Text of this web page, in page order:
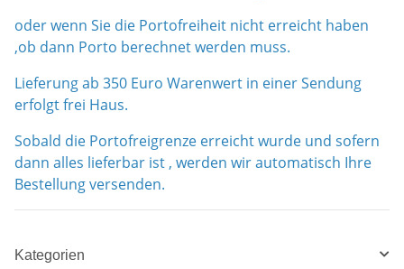
oder wenn Sie die Portofreiheit nicht erreicht haben
,ob dann Porto berechnet werden muss.
Lieferung ab 350 Euro Warenwert in einer Sendung
erfolgt frei Haus.
Sobald die Portofreigrenze erreicht wurde und sofern
dann alles lieferbar ist , werden wir automatisch Ihre
Bestellung versenden.
Kategorien